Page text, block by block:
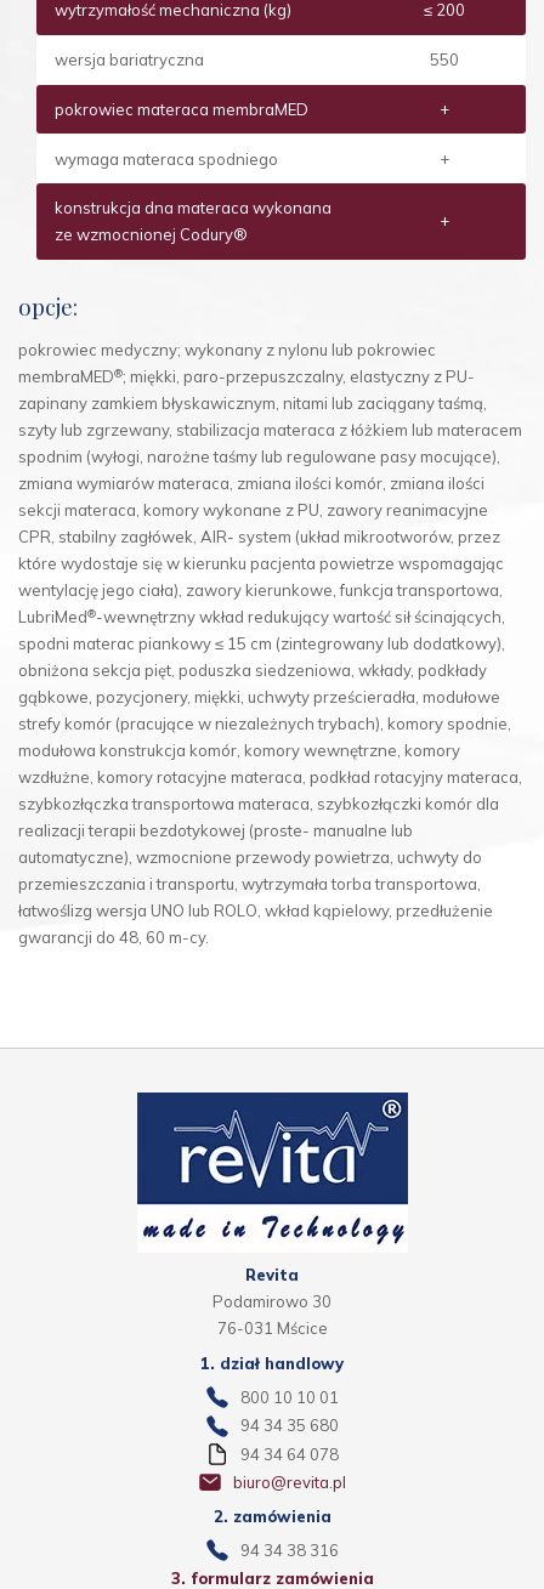
wytrzymałość mechaniczna (kg) ≤ 200
wersja bariatryczna 550
pokrowiec materaca membraMED +
wymaga materaca spodniego +
konstrukcja dna materaca wykonana
ze wzmocnionej Codury®
+
opcje:
pokrowiec medyczny; wykonany z nylonu lub pokrowiec
membraMED®; miękki, paro-przepuszczalny, elastyczny z PU-
zapinany zamkiem błyskawicznym, nitami lub zaciągany taśmą,
szyty lub zgrzewany, stabilizacja materaca z łóżkiem lub materacem
spodnim (wyłogi, narożne taśmy lub regulowane pasy mocujące),
zmiana wymiarów materaca, zmiana ilości komór, zmiana ilości
sekcji materaca, komory wykonane z PU, zawory reanimacyjne
CPR, stabilny zagłówek, AIR- system (układ mikrootworów, przez
które wydostaje się w kierunku pacjenta powietrze wspomagając
wentylację jego ciała), zawory kierunkowe, funkcja transportowa,
LubriMed®-wewnętrzny wkład redukujący wartość sił ścinających,
spodni materac piankowy ≤ 15 cm (zintegrowany lub dodatkowy),
obniżona sekcja pięt, poduszka siedzeniowa, wkłady, podkłady
gąbkowe, pozycjonery, miękki, uchwyty prześcieradła, modułowe
strefy komór (pracujące w niezależnych trybach), komory spodnie,
modułowa konstrukcja komór, komory wewnętrzne, komory
wzdłużne, komory rotacyjne materaca, podkład rotacyjny materaca,
szybkozłączka transportowa materaca, szybkozłączki komór dla
realizacji terapii bezdotykowej (proste- manualne lub
automatyczne), wzmocnione przewody powietrza, uchwyty do
przemieszczania i transportu, wytrzymała torba transportowa,
łatwoślizg wersja UNO lub ROLO, wkład kąpielowy, przedłużenie
gwarancji do 48, 60 m-cy.
Revita
Podamirowo 30
76-031 Mścice
1. dział handlowy
800 10 10 01
94 34 35 680
94 34 64 078
biuro@revita.pl
2. zamówienia
94 34 38 316
3. formularz zamówienia